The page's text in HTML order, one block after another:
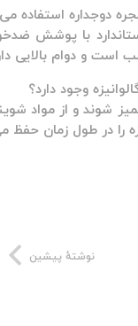
با پوشش
است و دوام بالایی
شوند و از مواد
را در طول زمان حفظ
نوشتهٔ پیشین